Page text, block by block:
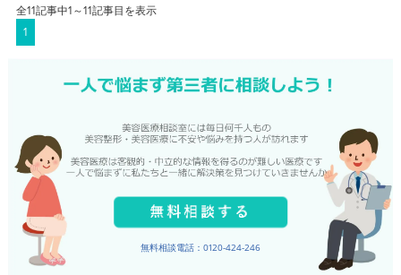
全11記事中1～11記事目を表示
1
無料相談電話：0120-424-246